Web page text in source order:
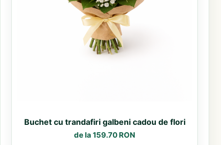
Buchet cu trandafiri galbeni cadou de flori
de la 159.70 RON